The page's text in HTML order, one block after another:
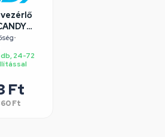
•
24-72
Ft
Ft